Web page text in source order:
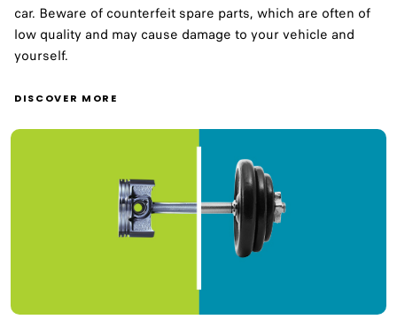
car. Beware of counterfeit spare parts, which are often of
low quality and may cause damage to your vehicle and
yourself.
DISCOVER MORE